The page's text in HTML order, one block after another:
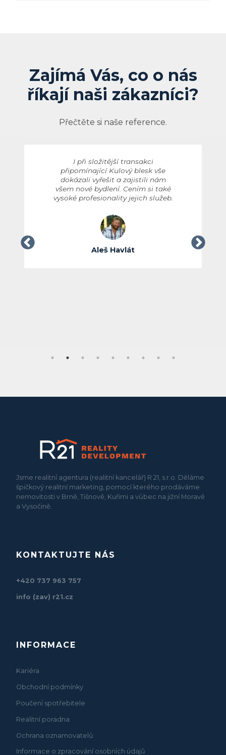
Zajímá Vás, co o nás
říkají naši zákazníci?
Přečtěte si naše reference.
I při složitější transakci
připomínající Kulový blesk vše
dokázali vyřešit a zajistili nám
všem nové bydlení. Cením si také
vysoké profesionality jejich služeb.
Aleš Havlát
Jsme realitní agentura (realitní kancelář) R 21, s.r.o. Děláme
špičkový realitní marketing, pomocí kterého prodáváme
nemovitosti v Brně, Tišnově, Kuřimi a vůbec na jižní Moravě
a Vysočině.
KONTAKTUJTE NÁS
+420 737 963 757
info (zav) r21.cz
INFORMACE
Kariéra
Obchodní podmínky
Poučení spotřebitele
Realitní poradna
Ochrana oznamovatelů
Informace o zpracování osobních údajů